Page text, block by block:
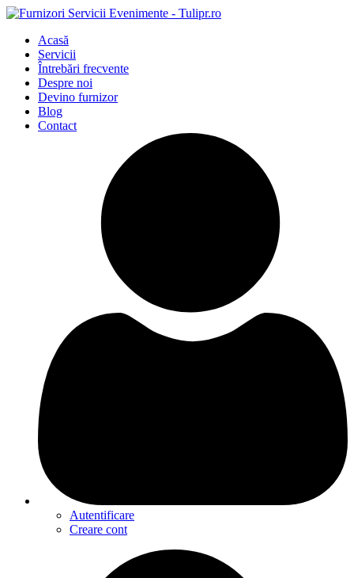
Acasă
Servicii
Întrebări frecvente
Despre noi
Devino furnizor
Blog
Contact
Autentificare
Creare cont